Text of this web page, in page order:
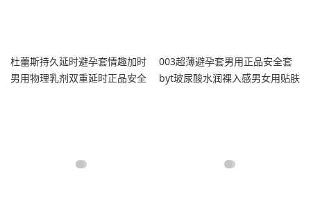
杜蕾斯持久延时避孕套情趣加时
男用物理乳剂双重延时正品安全
003超薄避孕套男用正品安全套
byt玻尿酸水润裸入感男女用贴肤